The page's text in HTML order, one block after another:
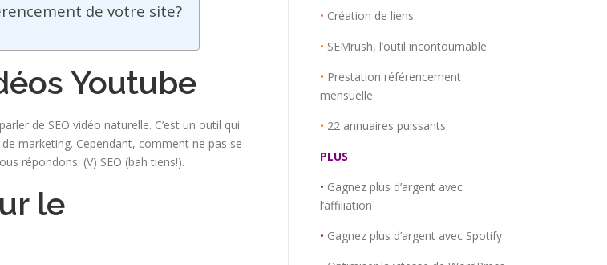
de votre site?
Youtube
de SEO vidéo naturelle. C’est un outil qui
marketing. Cependant, comment ne pas se
répondons: (V) SEO (bah tiens!).
le
• Création de liens
• SEMrush, l’outil incontournable
• Prestation référencement
mensuelle
• 22 annuaires puissants
PLUS
• Gagnez plus d’argent avec
l’affiliation
• Gagnez plus d’argent avec Spotify